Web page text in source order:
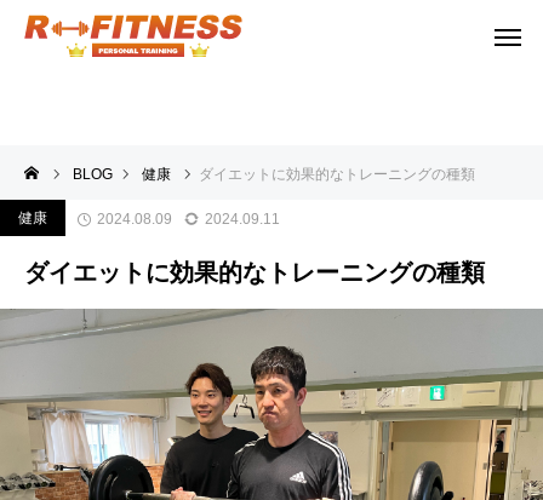
BLOG 健康 ダイエットに効果的なトレーニングの種類
健康 2024.08.09 2024.09.11
ダイエットに効果的なトレーニングの種類